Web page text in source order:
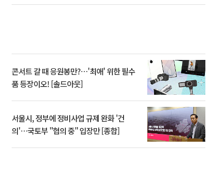
콘서트 갈 때 응원봉만?⋯'최애' 위한 필수
품 등장이오! [솔드아웃]
서울시, 정부에 정비사업 규제 완화 '건
의'⋯국토부 "협의 중" 입장만 [종합]